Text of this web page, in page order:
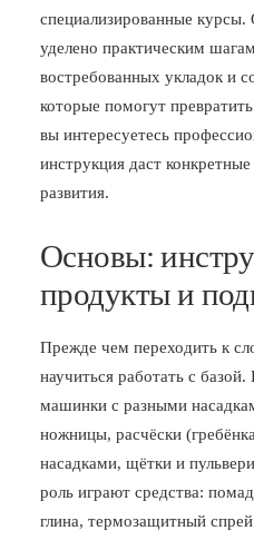
специализированные курсы.
уделено практическим
востребованных укладок и
которые помогут
вы интересуетесь
инструкция даст
развития.
Основы:
продукты и
Прежде чем переходить к
научиться работать с
машинки с разными
ножницы, расчёски
насадками, щётки и
роль играют средства:
глина, термозащитный